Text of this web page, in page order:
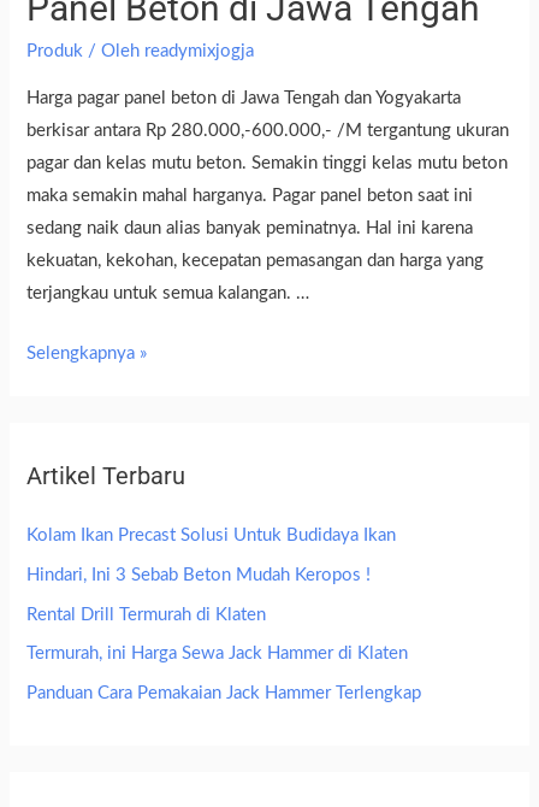
Produk / Oleh readymixjogja
Harga pagar panel beton di Jawa Tengah dan Yogyakarta
berkisar antara Rp 280.000,-600.000,- /M tergantung ukuran
pagar dan kelas mutu beton. Semakin tinggi kelas mutu beton
maka semakin mahal harganya. Pagar panel beton saat ini
sedang naik daun alias banyak peminatnya. Hal ini karena
kekuatan, kekohan, kecepatan pemasangan dan harga yang
terjangkau untuk semua kalangan. …
Selengkapnya »
Artikel Terbaru
Kolam Ikan Precast Solusi Untuk Budidaya Ikan
Hindari, Ini 3 Sebab Beton Mudah Keropos !
Rental Drill Termurah di Klaten
Termurah, ini Harga Sewa Jack Hammer di Klaten
Panduan Cara Pemakaian Jack Hammer Terlengkap